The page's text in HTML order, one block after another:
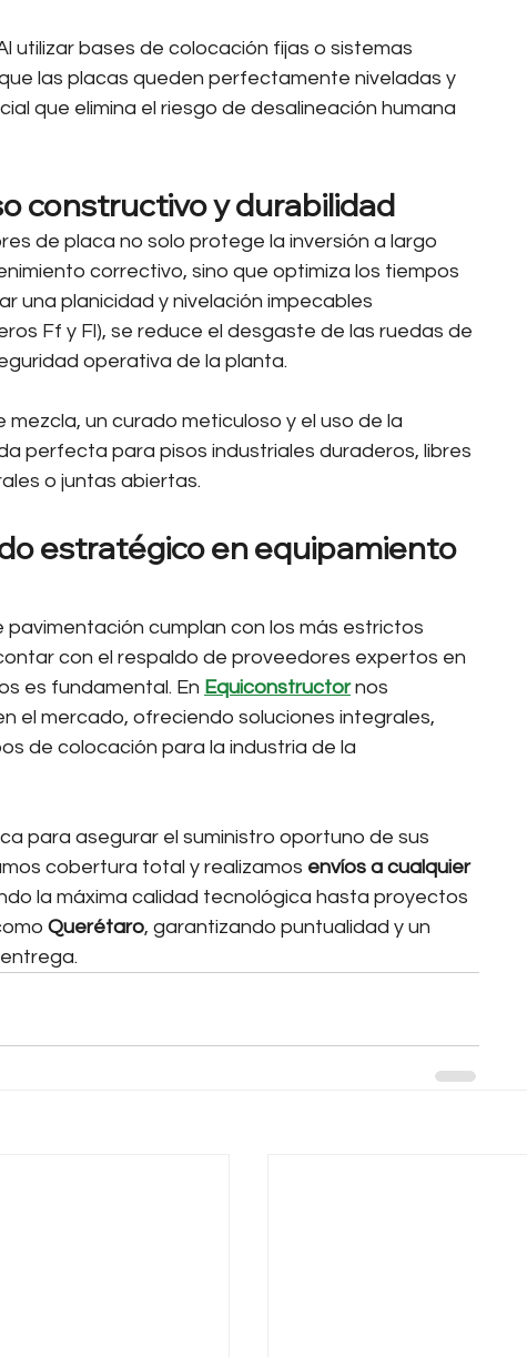
utilizar bases de colocación fijas o sistemas
las placas queden perfectamente niveladas y
que elimina el riesgo de desalineación humana
constructivo y durabilidad
de placa no solo protege la inversión a largo
correctivo, sino que optimiza los tiempos
una planicidad y nivelación impecables
Ff y Fl), se reduce el desgaste de las ruedas de
operativa de la planta.
un curado meticuloso y el uso de la
perfecta para pisos industriales duraderos, libres
o juntas abiertas.
estratégico en equipamiento
cumplan con los más estrictos
con el respaldo de proveedores expertos en
es fundamental. En Equiconstructor nos
el mercado, ofreciendo soluciones integrales,
de colocación para la industria de la
para asegurar el suministro oportuno de sus
cobertura total y realizamos envíos a cualquier
la máxima calidad tecnológica hasta proyectos
Querétaro, garantizando puntualidad y un